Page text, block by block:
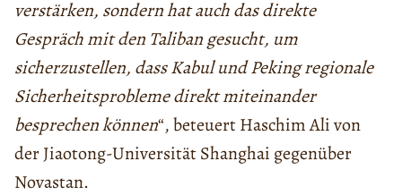
verstärken, sondern hat auch das direkte
Gespräch mit den Taliban gesucht, um
sicherzustellen, dass Kabul und Peking regionale
Sicherheitsprobleme direkt miteinander
besprechen können“, beteuert Haschim Ali von
der Jiaotong-Universität Shanghai gegenüber
Novastan.